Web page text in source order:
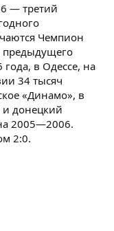
— третий
Чемпион
предыдущего
в Одессе, на
34 тысяч
«Динамо», в
и донецкий
2005—2006.
2:0.